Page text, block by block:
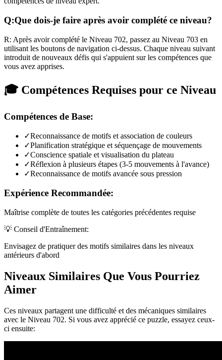
Q:Que dois-je faire après avoir complété ce niveau?
R: Après avoir complété le Niveau 702, passez au Niveau 703 en
utilisant les boutons de navigation ci-dessus. Chaque niveau suivant
introduit de nouveaux défis qui s'appuient sur les compétences que
vous avez apprises.
🎓 Compétences Requises pour ce Niveau
Compétences de Base:
✓Reconnaissance de motifs et association de couleurs
✓Planification stratégique et séquençage de mouvements
✓Conscience spatiale et visualisation du plateau
✓Réflexion à plusieurs étapes (3-5 mouvements à l'avance)
✓Reconnaissance de motifs avancée sous pression
Expérience Recommandée:
Maîtrise complète de toutes les catégories précédentes requise
💡 Conseil d'Entraînement:
Envisagez de pratiquer des motifs similaires dans les niveaux
antérieurs d'abord
Niveaux Similaires Que Vous Pourriez
Aimer
Ces niveaux partagent une difficulté et des mécaniques similaires
avec le Niveau 702. Si vous avez apprécié ce puzzle, essayez ceux-
ci ensuite: